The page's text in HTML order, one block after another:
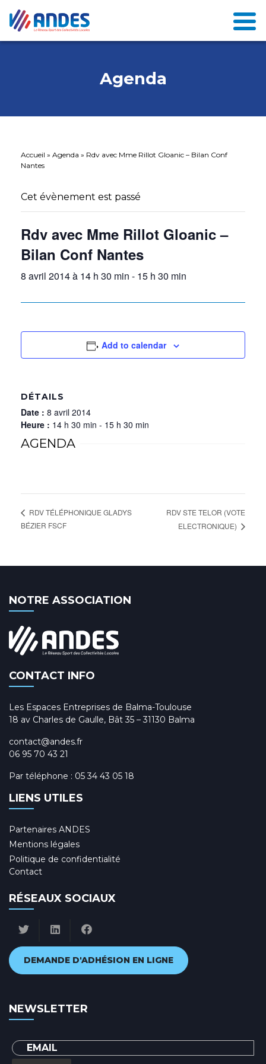
Agenda
Accueil » Agenda » Rdv avec Mme Rillot Gloanic – Bilan Conf
Nantes
Cet évènement est passé
Rdv avec Mme Rillot Gloanic –
Bilan Conf Nantes
8 avril 2014 à 14 h 30 min - 15 h 30 min
Add to calendar
DÉTAILS
Date : 8 avril 2014
Heure : 14 h 30 min - 15 h 30 min
AGENDA
RDV TÉLÉPHONIQUE GLADYS
BÉZIER FSCF
RDV STE TELOR (VOTE
ELECTRONIQUE)
NOTRE ASSOCIATION
CONTACT INFO
Les Espaces Entreprises de Balma-Toulouse
18 av Charles de Gaulle, Bât 35 – 31130 Balma
contact@andes.fr
06 95 70 43 21
Par téléphone : 05 34 43 05 18
LIENS UTILES
Partenaires ANDES
Mentions légales
Politique de confidentialité
Contact
RÉSEAUX SOCIAUX
DEMANDE D'ADHÉSION EN LIGNE
NEWSLETTER